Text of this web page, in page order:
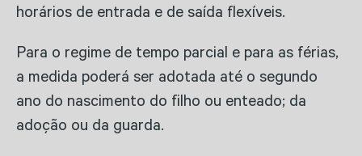
horários de entrada e de saída flexíveis.
Para o regime de tempo parcial e para as férias,
a medida poderá ser adotada até o segundo
ano do nascimento do filho ou enteado; da
adoção ou da guarda.